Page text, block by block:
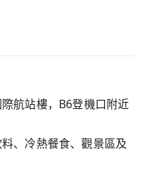
航站樓，B6登機口附近
、冷熱餐食、觀景區及